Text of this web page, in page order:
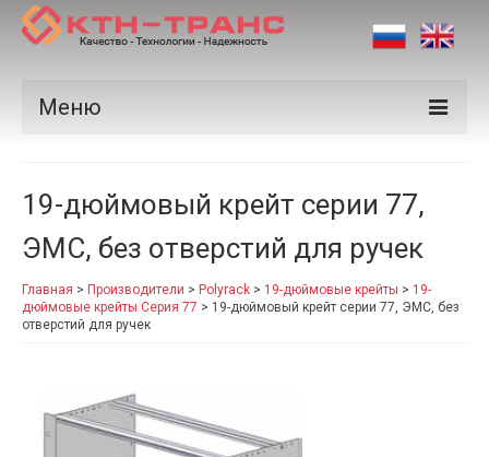
Меню
Производители
Рынки
Сертификаты
Контакты
19-дюймовый крейт серии 77,
ЭМС, без отверстий для ручек
Главная > Производители > Polyrack > 19-дюймовые крейты > 19-
дюймовые крейты Серия 77 > 19-дюймовый крейт серии 77, ЭМС, без
отверстий для ручек